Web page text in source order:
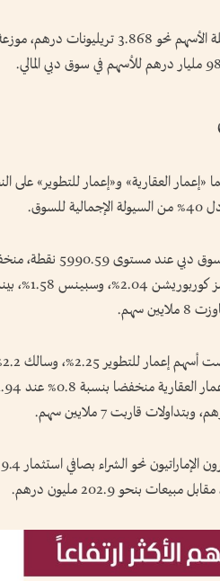
للسوق.
سهم.
بنحو 202.9 مليون درهم.